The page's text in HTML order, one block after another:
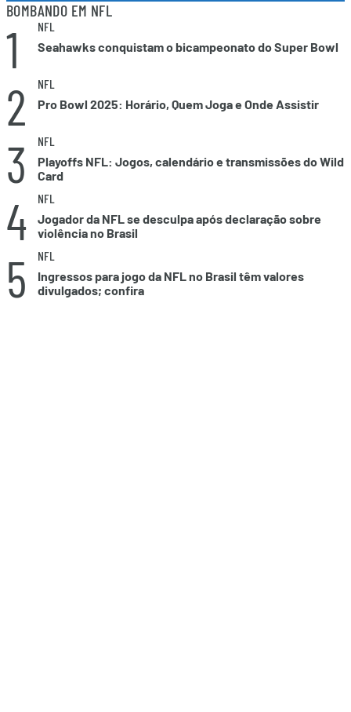
BOMBANDO EM NFL
1
NFL
Seahawks conquistam o bicampeonato do Super Bowl
2
NFL
Pro Bowl 2025: Horário, Quem Joga e Onde Assistir
3
NFL
Playoffs NFL: Jogos, calendário e transmissões do Wild
Card
4
NFL
Jogador da NFL se desculpa após declaração sobre
violência no Brasil
5
NFL
Ingressos para jogo da NFL no Brasil têm valores
divulgados; confira